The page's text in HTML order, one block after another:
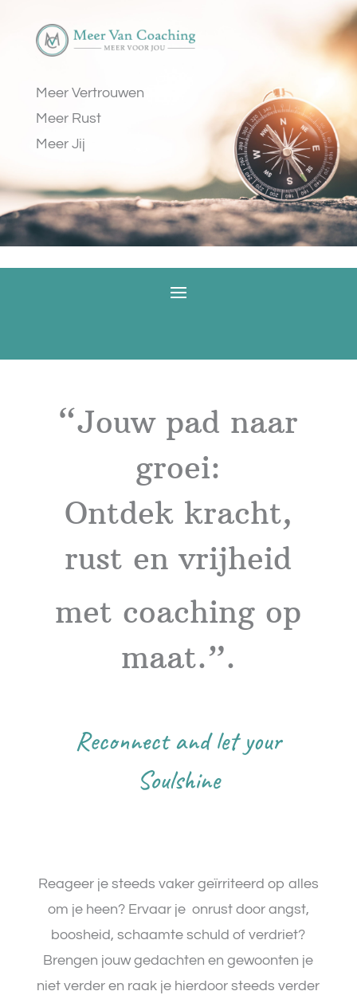
Meer Vertrouwen
Meer Rust
Meer Jij
“Jouw pad naar
groei:
Ontdek kracht,
rust en vrijheid
met coaching op
maat.”.
Reconnect and let your
Soulshine
Reageer je steeds vaker geïrriteerd op alles
om je heen? Ervaar je onrust door angst,
boosheid, schaamte schuld of verdriet?
Brengen jouw gedachten en gewoonten je
niet verder en raak je hierdoor steeds verder